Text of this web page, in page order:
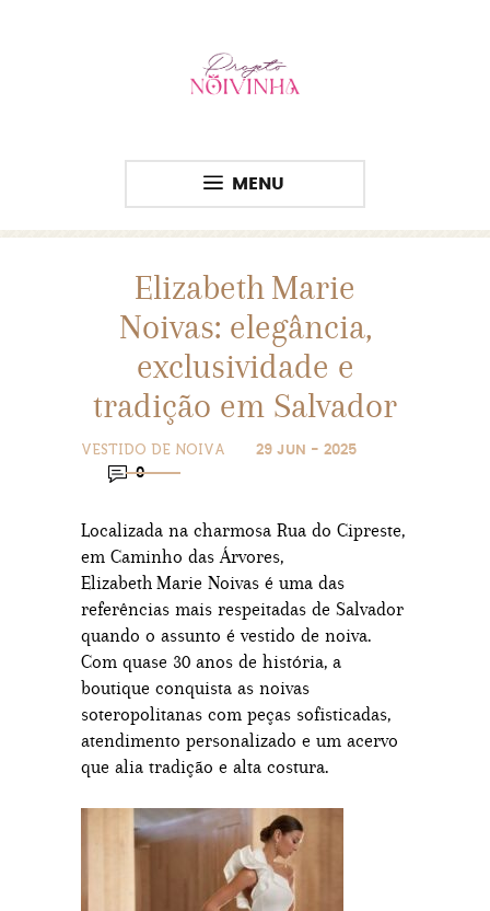
MENU
Elizabeth Marie
Noivas: elegância,
exclusividade e
tradição em Salvador
VESTIDO DE NOIVA
29 JUN - 2025
0
Localizada na charmosa Rua do Cipreste,
em Caminho das Árvores,
Elizabeth Marie Noivas é uma das
referências mais respeitadas de Salvador
quando o assunto é vestido de noiva.
Com quase 30 anos de história, a
boutique conquista as noivas
soteropolitanas com peças sofisticadas,
atendimento personalizado e um acervo
que alia tradição e alta costura.